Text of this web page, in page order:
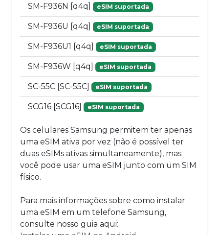
SM-F936N [q4q] eSIM suportada
SM-F936U [q4q] eSIM suportada
SM-F936U1 [q4q] eSIM suportada
SM-F936W [q4q] eSIM suportada
SC-55C [SC-55C] eSIM suportada
SCG16 [SCG16] eSIM suportada
Os celulares Samsung permitem ter apenas
uma eSIM ativa por vez (não é possível ter
duas eSIMs ativas simultaneamente), mas
você pode usar uma eSIM junto com um SIM
físico.
Para mais informações sobre como instalar
uma eSIM em um telefone Samsung,
consulte nosso guia aqui: